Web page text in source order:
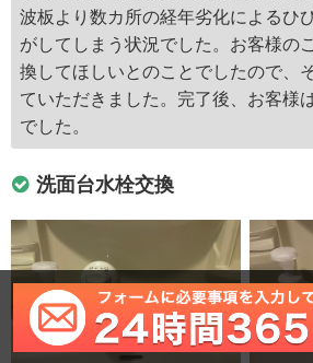
波板より数カ所の経年劣化によるひ
がしてしまう状況でした。お客様の
換してほしいとのことでしたので、
ていただきました。完了後、お客様
でした。
洗面台水栓交換